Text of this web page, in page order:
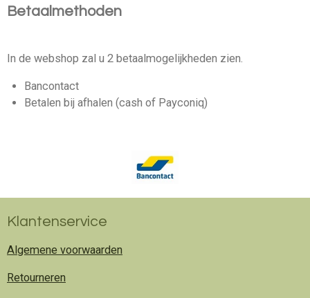
Betaalmethoden
In de webshop zal u 2 betaalmogelijkheden zien.
Bancontact
Betalen bij afhalen (cash of Payconiq)
Klantenservice
Algemene voorwaarden
Retourneren